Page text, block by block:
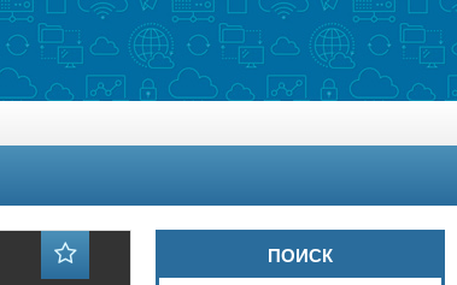
ПОИСК